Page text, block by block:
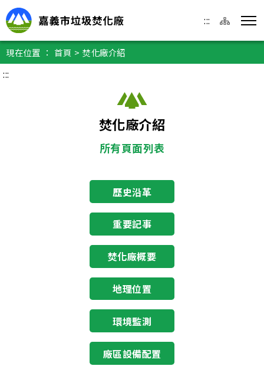
移至主要內容區
嘉義市垃圾焚化廠
跳到主選單
::: 網站導覽
選單
現在位置 ： 首頁 > 焚化廠介紹
跳到主要內容
:::
焚化廠介紹
所有頁面列表
歷史沿革
重要記事
焚化廠概要
地理位置
環境監測
廠區設備配置